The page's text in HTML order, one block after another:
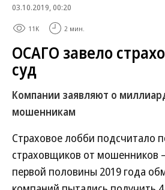
03.10.2019, 00:20
11K 2 мин.
ОСАГО завело
суд
Компании заявляют о
мошенникам
Страховое лобби подсчитало
страховщиков от мошенников
первой половины 2019 года